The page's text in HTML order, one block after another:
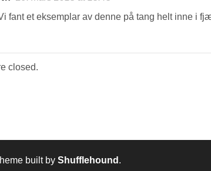
fant et eksemplar av denne på tang helt inne i
closed.
built by Shufflehound .